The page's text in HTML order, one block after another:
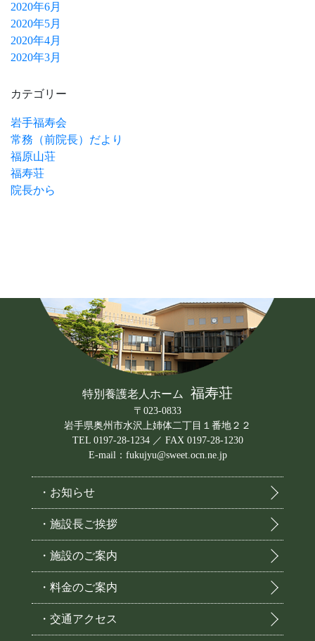
2020年6月
2020年5月
2020年4月
2020年3月
カテゴリー
岩手福寿会
常務（前院長）だより
福原山荘
福寿荘
院長から
特別養護老人ホーム 福寿荘
〒023-0833
岩手県奥州市水沢上姉体二丁目１番地２２
TEL 0197-28-1234 ／ FAX 0197-28-1230
E-mail：fukujyu@sweet.ocn.ne.jp
・お知らせ
・施設長ご挨拶
・施設のご案内
・料金のご案内
・交通アクセス